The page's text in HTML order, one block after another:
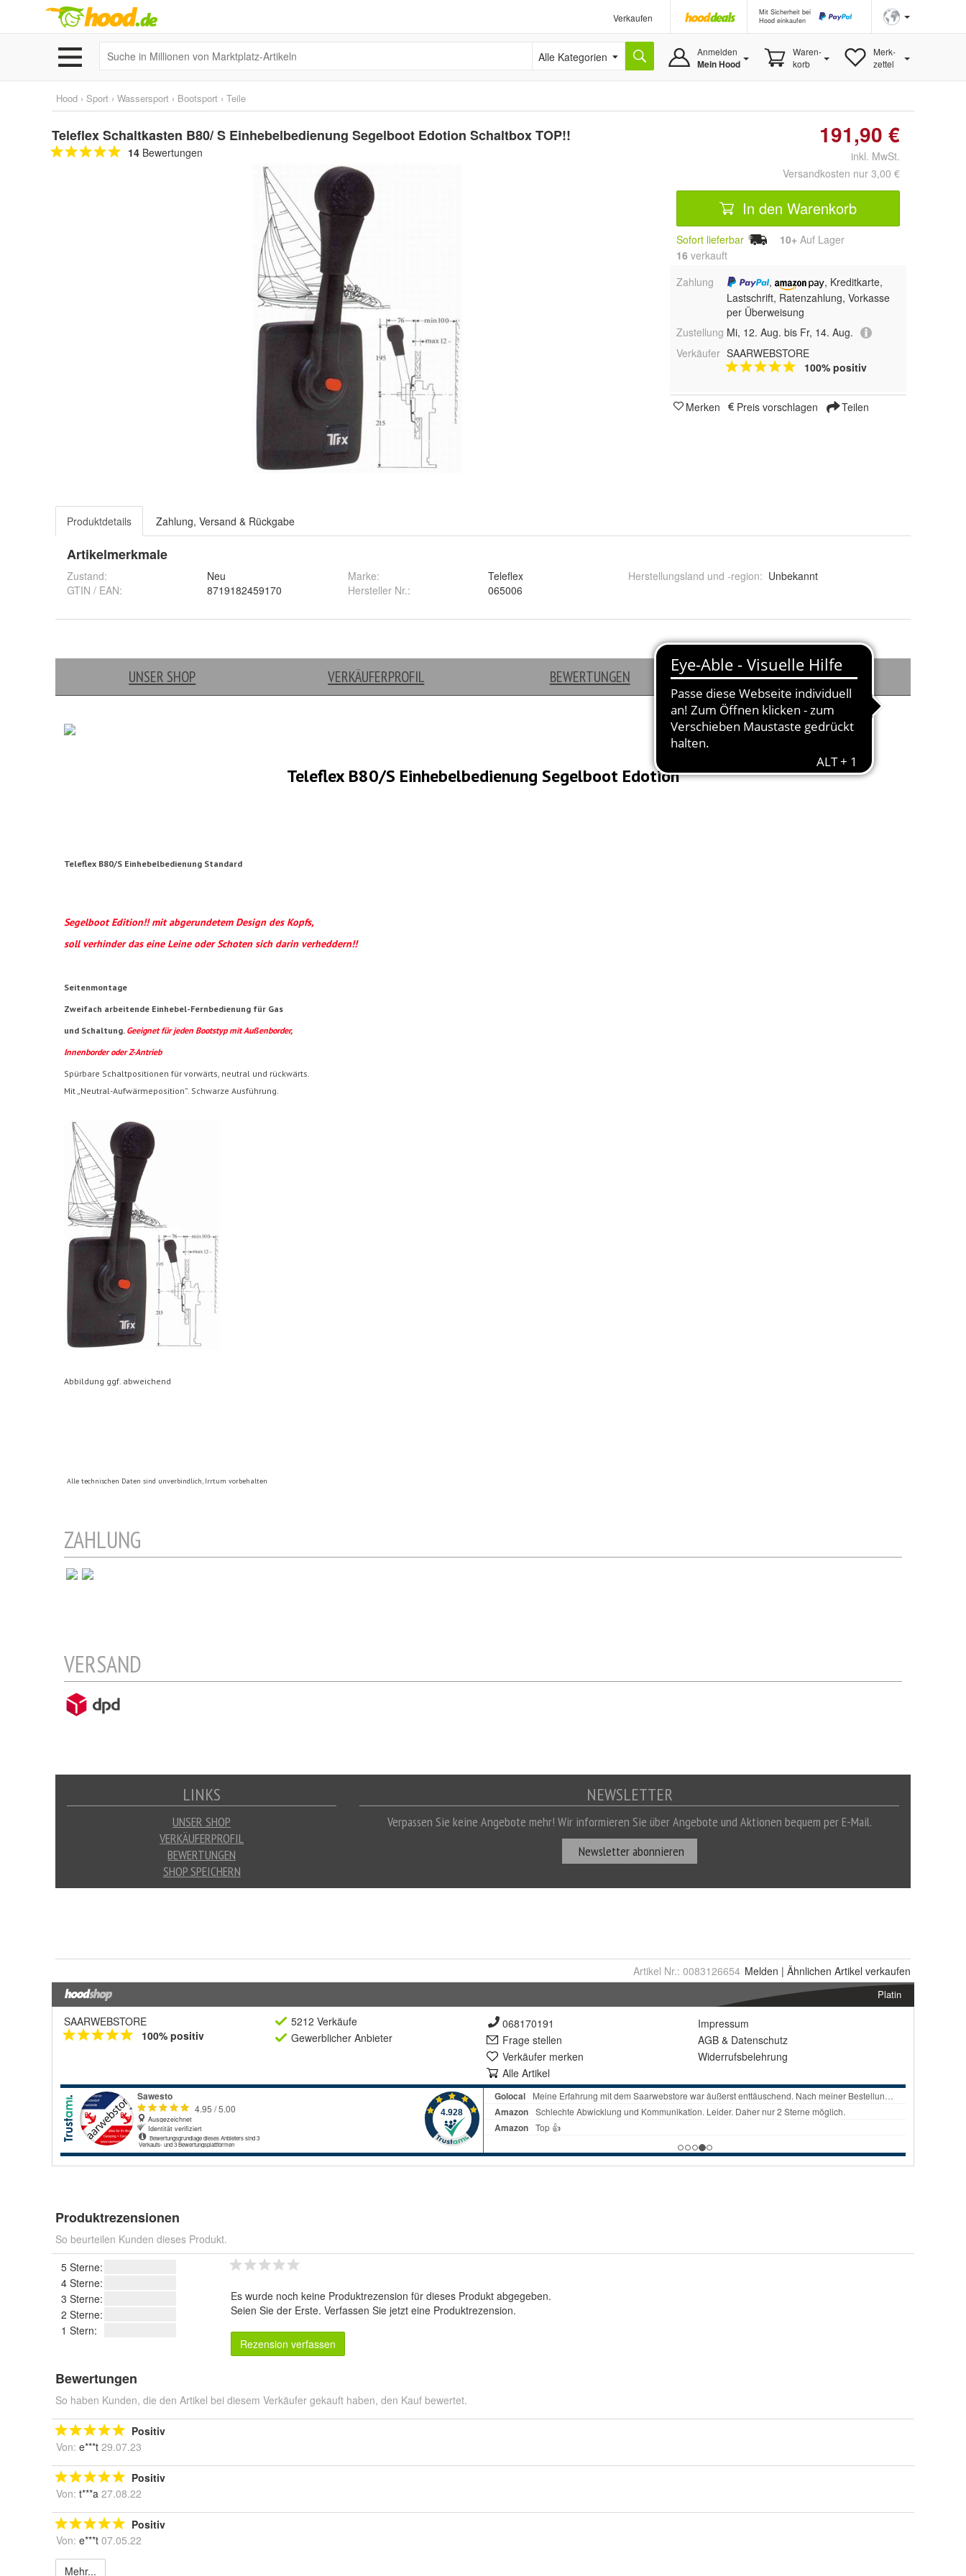
Verkaufen
Mit Sicherheit bei
Hood einkaufen
Alle Kategorien Anmelden
Mein Hood
Waren-
korb
Merk-
zettel
Hood › Sport › Wassersport › Bootsport › Teile
Teleflex Schaltkasten B80/ S Einhebelbedienung Segelboot Edotion Schaltbox TOP!!
14 Bewertungen
191,90 €
inkl. MwSt.
Versandkosten nur 3,00 €
In den Warenkorb
Sofort lieferbar 10+ Auf Lager
16 verkauft
Zahlung
,
, Kreditkarte,
Lastschrift, Ratenzahlung, Vorkasse
per Überweisung
Zustellung Mi, 12. Aug. bis Fr, 14. Aug.
Verkäufer SAARWEBSTORE
100% positiv
Merken Preis vorschlagen Teilen
Produktdetails Zahlung, Versand & Rückgabe
Artikelmerkmale
Zustand:
Neu
GTIN / EAN:
8719182459170
Marke:
Teleflex
Hersteller Nr.:
065006
Herstellungsland und -region: Unbekannt
Artikel Nr.: 0083126654 Melden | Ähnlichen Artikel verkaufen
Platin
SAARWEBSTORE
100% positiv
5212 Verkäufe
Gewerblicher Anbieter
068170191
Frage stellen
Verkäufer merken
Alle Artikel
Impressum
AGB & Datenschutz
Widerrufsbelehrung
Produktrezensionen
So beurteilen Kunden dieses Produkt.
5 Sterne:
4 Sterne:
3 Sterne:
2 Sterne:
1 Stern:
Es wurde noch keine Produktrezension für dieses Produkt abgegeben.
Seien Sie der Erste. Verfassen Sie jetzt eine Produktrezension.
Rezension verfassen
Bewertungen
So haben Kunden, die den Artikel bei diesem Verkäufer gekauft haben, den Kauf bewertet.
Positiv
Von: e***t 29.07.23
Positiv
Von: t***a 27.08.22
Positiv
Von: e***t 07.05.22
Mehr...